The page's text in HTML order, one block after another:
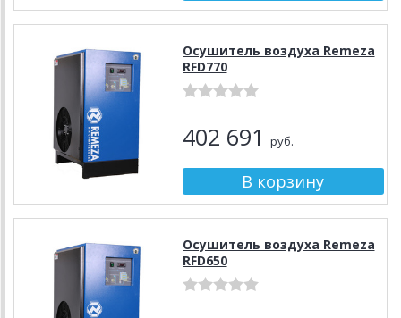
Осушитель воздуха Remeza
RFD770
402 691 руб.
Осушитель воздуха Remeza
RFD650